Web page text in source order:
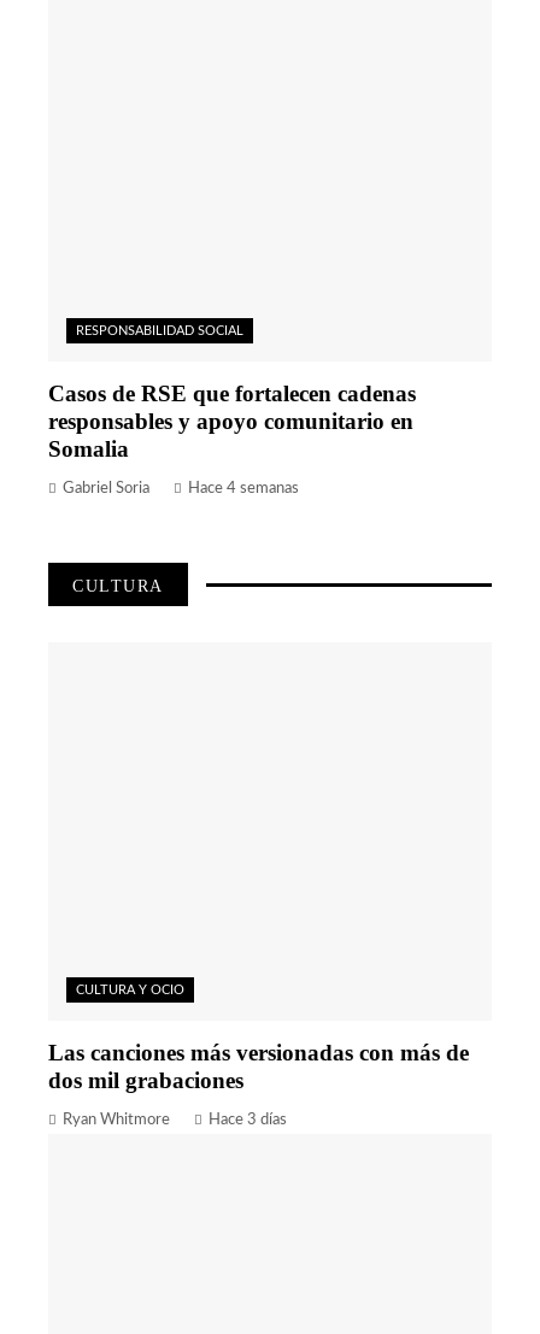
RESPONSABILIDAD SOCIAL
Casos de RSE que fortalecen cadenas
responsables y apoyo comunitario en
Somalia
Gabriel Soria Hace 4 semanas
CULTURA
CULTURA Y OCIO
Las canciones más versionadas con más de
dos mil grabaciones
Ryan Whitmore Hace 3 días